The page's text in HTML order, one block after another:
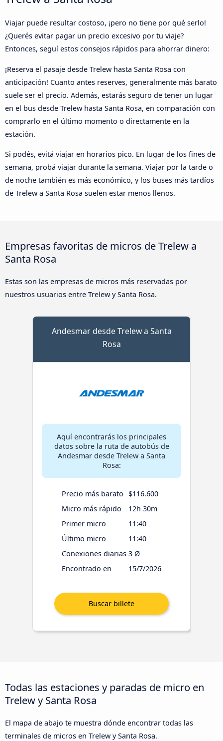
Viajar puede resultar costoso, ¡pero no tiene por qué serlo!
¿Querés evitar pagar un precio excesivo por tu viaje?
Entonces, seguí estos consejos rápidos para ahorrar dinero:
¡Reserva el pasaje desde Trelew hasta Santa Rosa con
anticipación! Cuanto antes reserves, generalmente más barato
suele ser el precio. Además, estarás seguro de tener un lugar
en el bus desde Trelew hasta Santa Rosa, en comparación con
comprarlo en el último momento o directamente en la
estación.
Si podés, evitá viajar en horarios pico. En lugar de los fines de
semana, probá viajar durante la semana. Viajar por la tarde o
de noche también es más económico, y los buses más tardíos
de Trelew a Santa Rosa suelen estar menos llenos.
Empresas favoritas de micros de Trelew a
Santa Rosa
Estas son las empresas de micros más reservadas por
nuestros usuarios entre Trelew y Santa Rosa.
Andesmar desde Trelew a Santa
Rosa
Aquí encontrarás los principales
datos sobre la ruta de autobús de
Andesmar desde Trelew a Santa
Rosa:
Precio más barato
$116.600
Micro más rápido
12h 30m
Primer micro
11:40
Último micro
11:40
Conexiones diarias 3 Ø
Encontrado en
15/7/2026
Todas las estaciones y paradas de micro en
Trelew y Santa Rosa
El mapa de abajo te muestra dónde encontrar todas las
terminales de micros en Trelew y Santa Rosa.